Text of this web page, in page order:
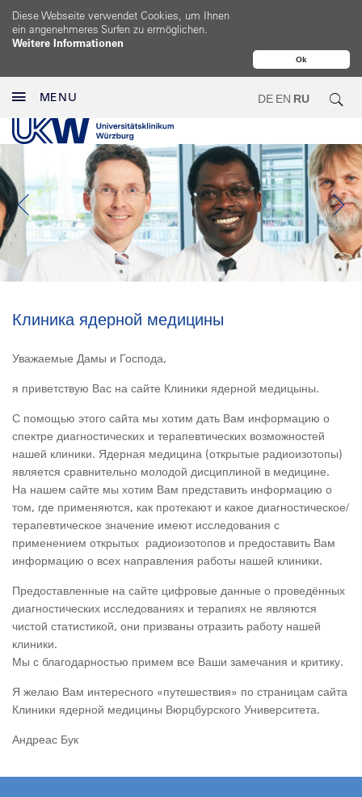
Ok
Diese Webseite verwendet Cookies, um Ihnen
ein angenehmeres Surfen zu ermöglichen.
Weitere Informationen
MENU DE EN RU
Клиника ядерной медицины
Уважаемые Дамы и Господа,
я приветствую Вас на сайте Клиники ядерной медицыны.
С помощью этого сайта мы хотим дать Вам информацию о
спектре диагностических и терапевтических возможностей
нашей клиники. Ядерная медицина (открытые радиоизотопы)
является сравнительно молодой дисциплиной в медицине.
На нашем сайте мы хотим Вам представить информацию о
том, где применяются, как протекают и какое диагностическое/
терапевтическое значение имеют иcследования с
применением открытых радиоизотопов и предоставить Вам
информацию о всех направления работы нашей клиники.
Предоставленные на сайте цифровые данные о проведённых
диагностических иcследованиях и терапиях не являются
чистой статистикой, они призваны отразить работу нашей
клиники.
Мы с благодарностью примем все Ваши замечания и критику.
Я желаю Вам интересного «путешествия» по страницам сайта
Клиники ядерной медицины Вюрцбурского Университета.
Андреас Бук